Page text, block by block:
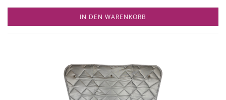
IN DEN WARENKORB